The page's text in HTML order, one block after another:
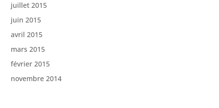
juillet 2015
juin 2015
avril 2015
mars 2015
février 2015
novembre 2014